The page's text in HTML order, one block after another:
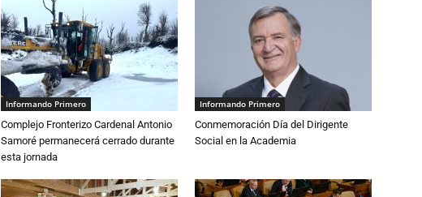
Informando Primero
Complejo Fronterizo Cardenal Antonio
Samoré permanecerá cerrado durante
esta jornada
Informando Primero
Conmemoración Día del Dirigente
Social en la Academia